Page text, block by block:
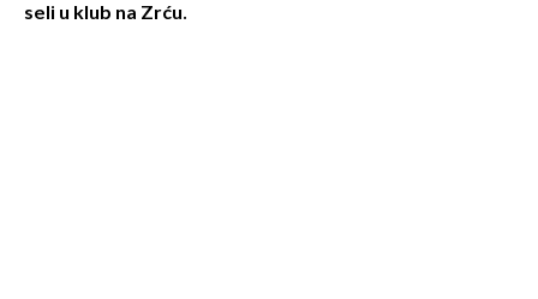
seli u klub na Zrću.